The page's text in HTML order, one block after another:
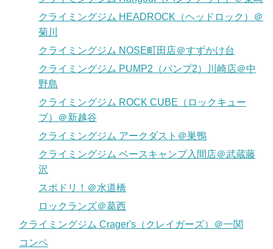
クライミングジム HEADROCK（ヘッドロック）＠
菊川
クライミングジム NOSE町田店＠すずかけ台
クライミングジム PUMP2（パンプ2）川崎店＠中
野島
クライミングジム ROCK CUBE（ロックキュー
ブ）＠新越谷
クライミングジム アークダスト＠巣鴨
クライミングジム ベースキャンプ入間店＠武蔵藤
沢
スポドリ！＠水道橋
ロックランズ＠葛西
クライミングジム Crager's（クレイガーズ）＠一関
コンペ